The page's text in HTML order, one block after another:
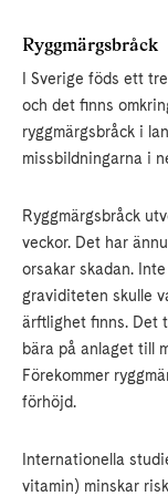
Ryggmärgsbråck
I Sverige föds ett
och det finns
ryggmärgsbråck i
missbildningarna i
Ryggmärgsbråck
veckor. Det har
orsakar skadan.
graviditeten skulle
ärftlighet finns. Det
bära på anlaget till
Förekommer
förhöjd.
Internationella
vitamin) minskar